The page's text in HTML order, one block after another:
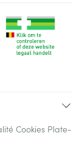
Cookies Plate-